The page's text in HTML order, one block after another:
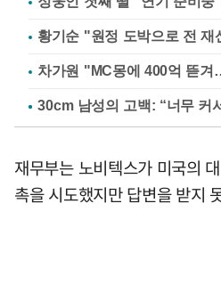
황기순 "원정 도박으로 전 재
차가원 "MC몽에 400억 뜯
재무부는 노비텍스가 미국의
촉을 시도했지만 답변을 받지